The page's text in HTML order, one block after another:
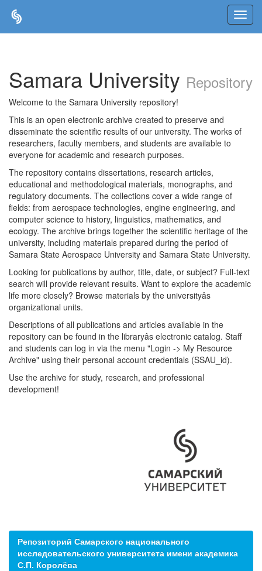
Samara University Repository
Welcome to the Samara University repository!
This is an open electronic archive created to preserve and
disseminate the scientific results of our university. The works of
researchers, faculty members, and students are available to
everyone for academic and research purposes.
The repository contains dissertations, research articles,
educational and methodological materials, monographs, and
regulatory documents. The collections cover a wide range of
fields: from aerospace technologies, engine engineering, and
computer science to history, linguistics, mathematics, and
ecology. The archive brings together the scientific heritage of the
university, including materials prepared during the period of
Samara State Aerospace University and Samara State University.
Looking for publications by author, title, date, or subject? Full-text
search will provide relevant results. Want to explore the academic
life more closely? Browse materials by the universityâs
organizational units.
Descriptions of all publications and articles available in the
repository can be found in the libraryâs electronic catalog. Staff
and students can log in via the menu "Login -> My Resource
Archive" using their personal account credentials (SSAU_id).
Use the archive for study, research, and professional
development!
Репозиторий Самарского национального
исследовательского университета имени академика
С.П. Королёва